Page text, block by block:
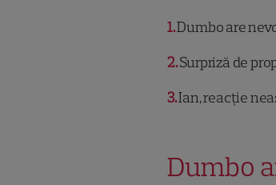
1Dumbo are
2Surpriză de
3Ian, reacție
Dumbo